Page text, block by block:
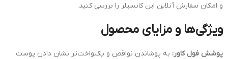
و امکان سفارش آنلاین این کانسیلر را بررسی کنید.
ویژگی‌ها و مزایای محصول
پوشش فول کاور: به پوشاندن نواقص و یکنواخت‌تر نشان دادن پوست